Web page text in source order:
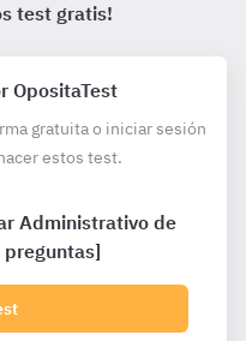
test gratis!
OpositaTest
gratuita o iniciar sesión
estos test.
Administrativo de
preguntas]